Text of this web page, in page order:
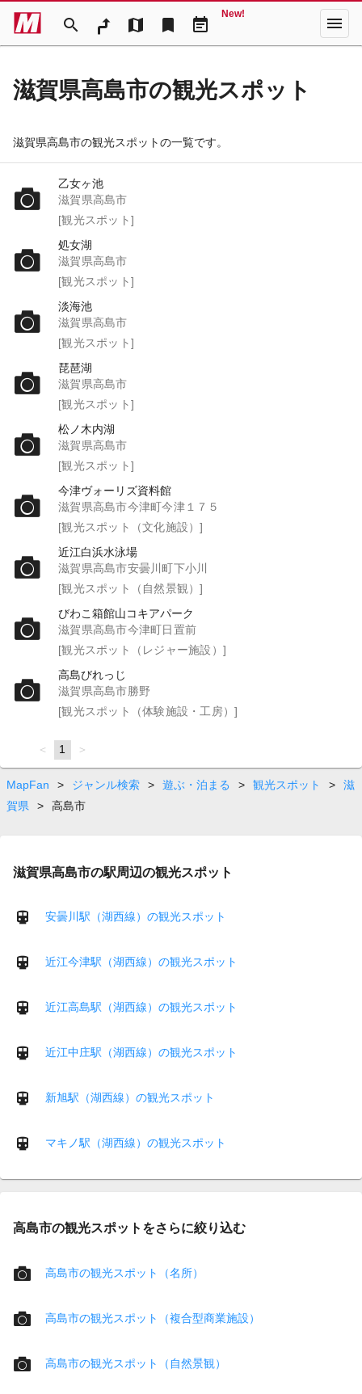
search map bookmark event_note
New! menu
滋賀県高島市の観光スポット
滋賀県高島市の観光スポットの一覧です。
乙女ヶ池
滋賀県高島市
[観光スポット]
処女湖
滋賀県高島市
[観光スポット]
淡海池
滋賀県高島市
[観光スポット]
琵琶湖
滋賀県高島市
[観光スポット]
松ノ木内湖
滋賀県高島市
[観光スポット]
今津ヴォーリズ資料館
滋賀県高島市今津町今津１７５
[観光スポット（文化施設）]
近江白浜水泳場
滋賀県高島市安曇川町下小川
[観光スポット（自然景観）]
びわこ箱館山コキアパーク
滋賀県高島市今津町日置前
[観光スポット（レジャー施設）]
高島びれっじ
滋賀県高島市勝野
[観光スポット（体験施設・工房）]
page
You're
on
page
1 page
MapFan > ジャンル検索 > 遊ぶ・泊まる > 観光スポット >
滋
賀県
> 高島市
滋賀県高島市の駅周辺の観光スポット
安曇川駅（湖西線）の観光スポット
近江今津駅（湖西線）の観光スポット
近江高島駅（湖西線）の観光スポット
近江中庄駅（湖西線）の観光スポット
新旭駅（湖西線）の観光スポット
マキノ駅（湖西線）の観光スポット
高島市の観光スポットをさらに絞り込む
高島市の観光スポット（名所）
高島市の観光スポット（複合型商業施設）
高島市の観光スポット（自然景観）